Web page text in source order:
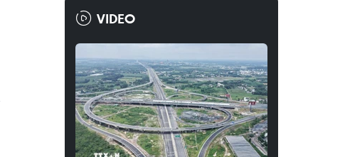
VIDEO